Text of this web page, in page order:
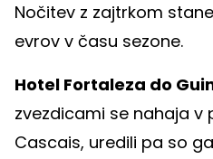
Nočitev z zajtrkom
evrov v času sezone.
Hotel Fortaleza do
zvezdicami se nahaja v
Cascais, uredili pa so